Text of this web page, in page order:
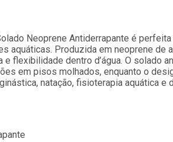
Neoprene Antiderrapante é
aquáticas. Produzida em neoprene de
flexibilidade dentro d’água. O solado
em pisos molhados, enquanto o
natação, fisioterapia aquática e